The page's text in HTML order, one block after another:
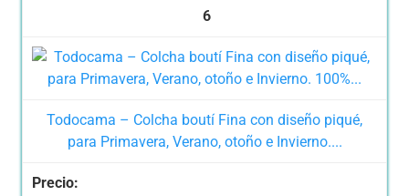
6
Todocama – Colcha boutí Fina con diseño piqué,
para Primavera, Verano, otoño e Invierno....